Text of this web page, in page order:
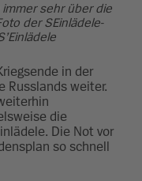
sehr über die
der SEinlädele-
in der
Russlands weiter.
die
Die Not vor
so schnell